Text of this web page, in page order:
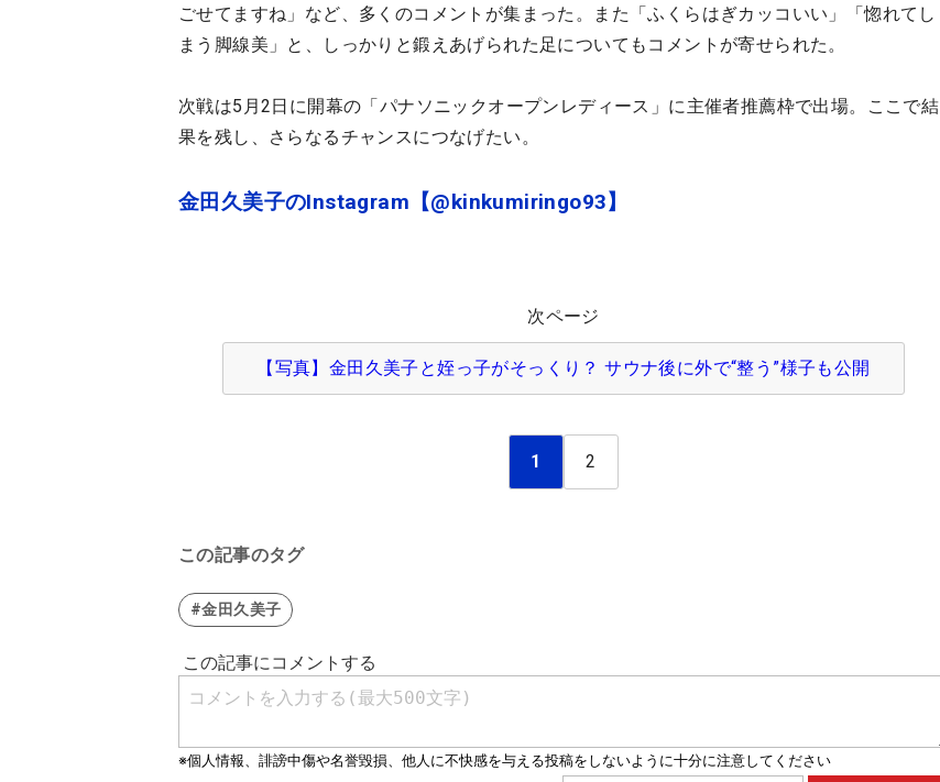
ごせてますね」など、多くのコメントが集まった。また「ふくらはぎカッコいい」「惚れてし
まう脚線美」と、しっかりと鍛えあげられた足についてもコメントが寄せられた。
次戦は5月2日に開幕の「パナソニックオープンレディース」に主催者推薦枠で出場。ここで結
果を残し、さらなるチャンスにつなげたい。
金田久美子のInstagram【@kinkumiringo93】
次ページ
【写真】金田久美子と姪っ子がそっくり？ サウナ後に外で“整う”様子も公開
1 2
この記事のタグ
#金田久美子